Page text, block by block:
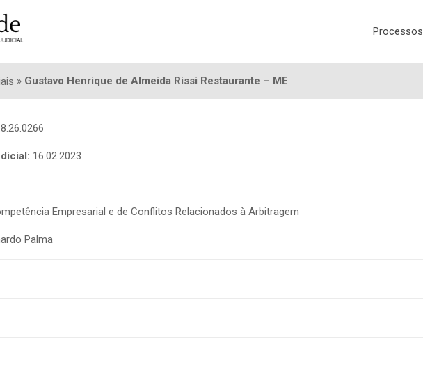
Processos
» Gustavo Henrique de Almeida Rissi Restaurante – ME
16.02.2023
Empresarial e de Conflitos Relacionados à Arbitragem
Palma